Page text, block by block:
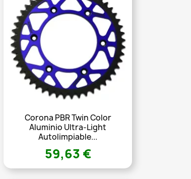
Corona PBR Twin Color
Aluminio Ultra-Light
Autolimpiable...
59,63 €